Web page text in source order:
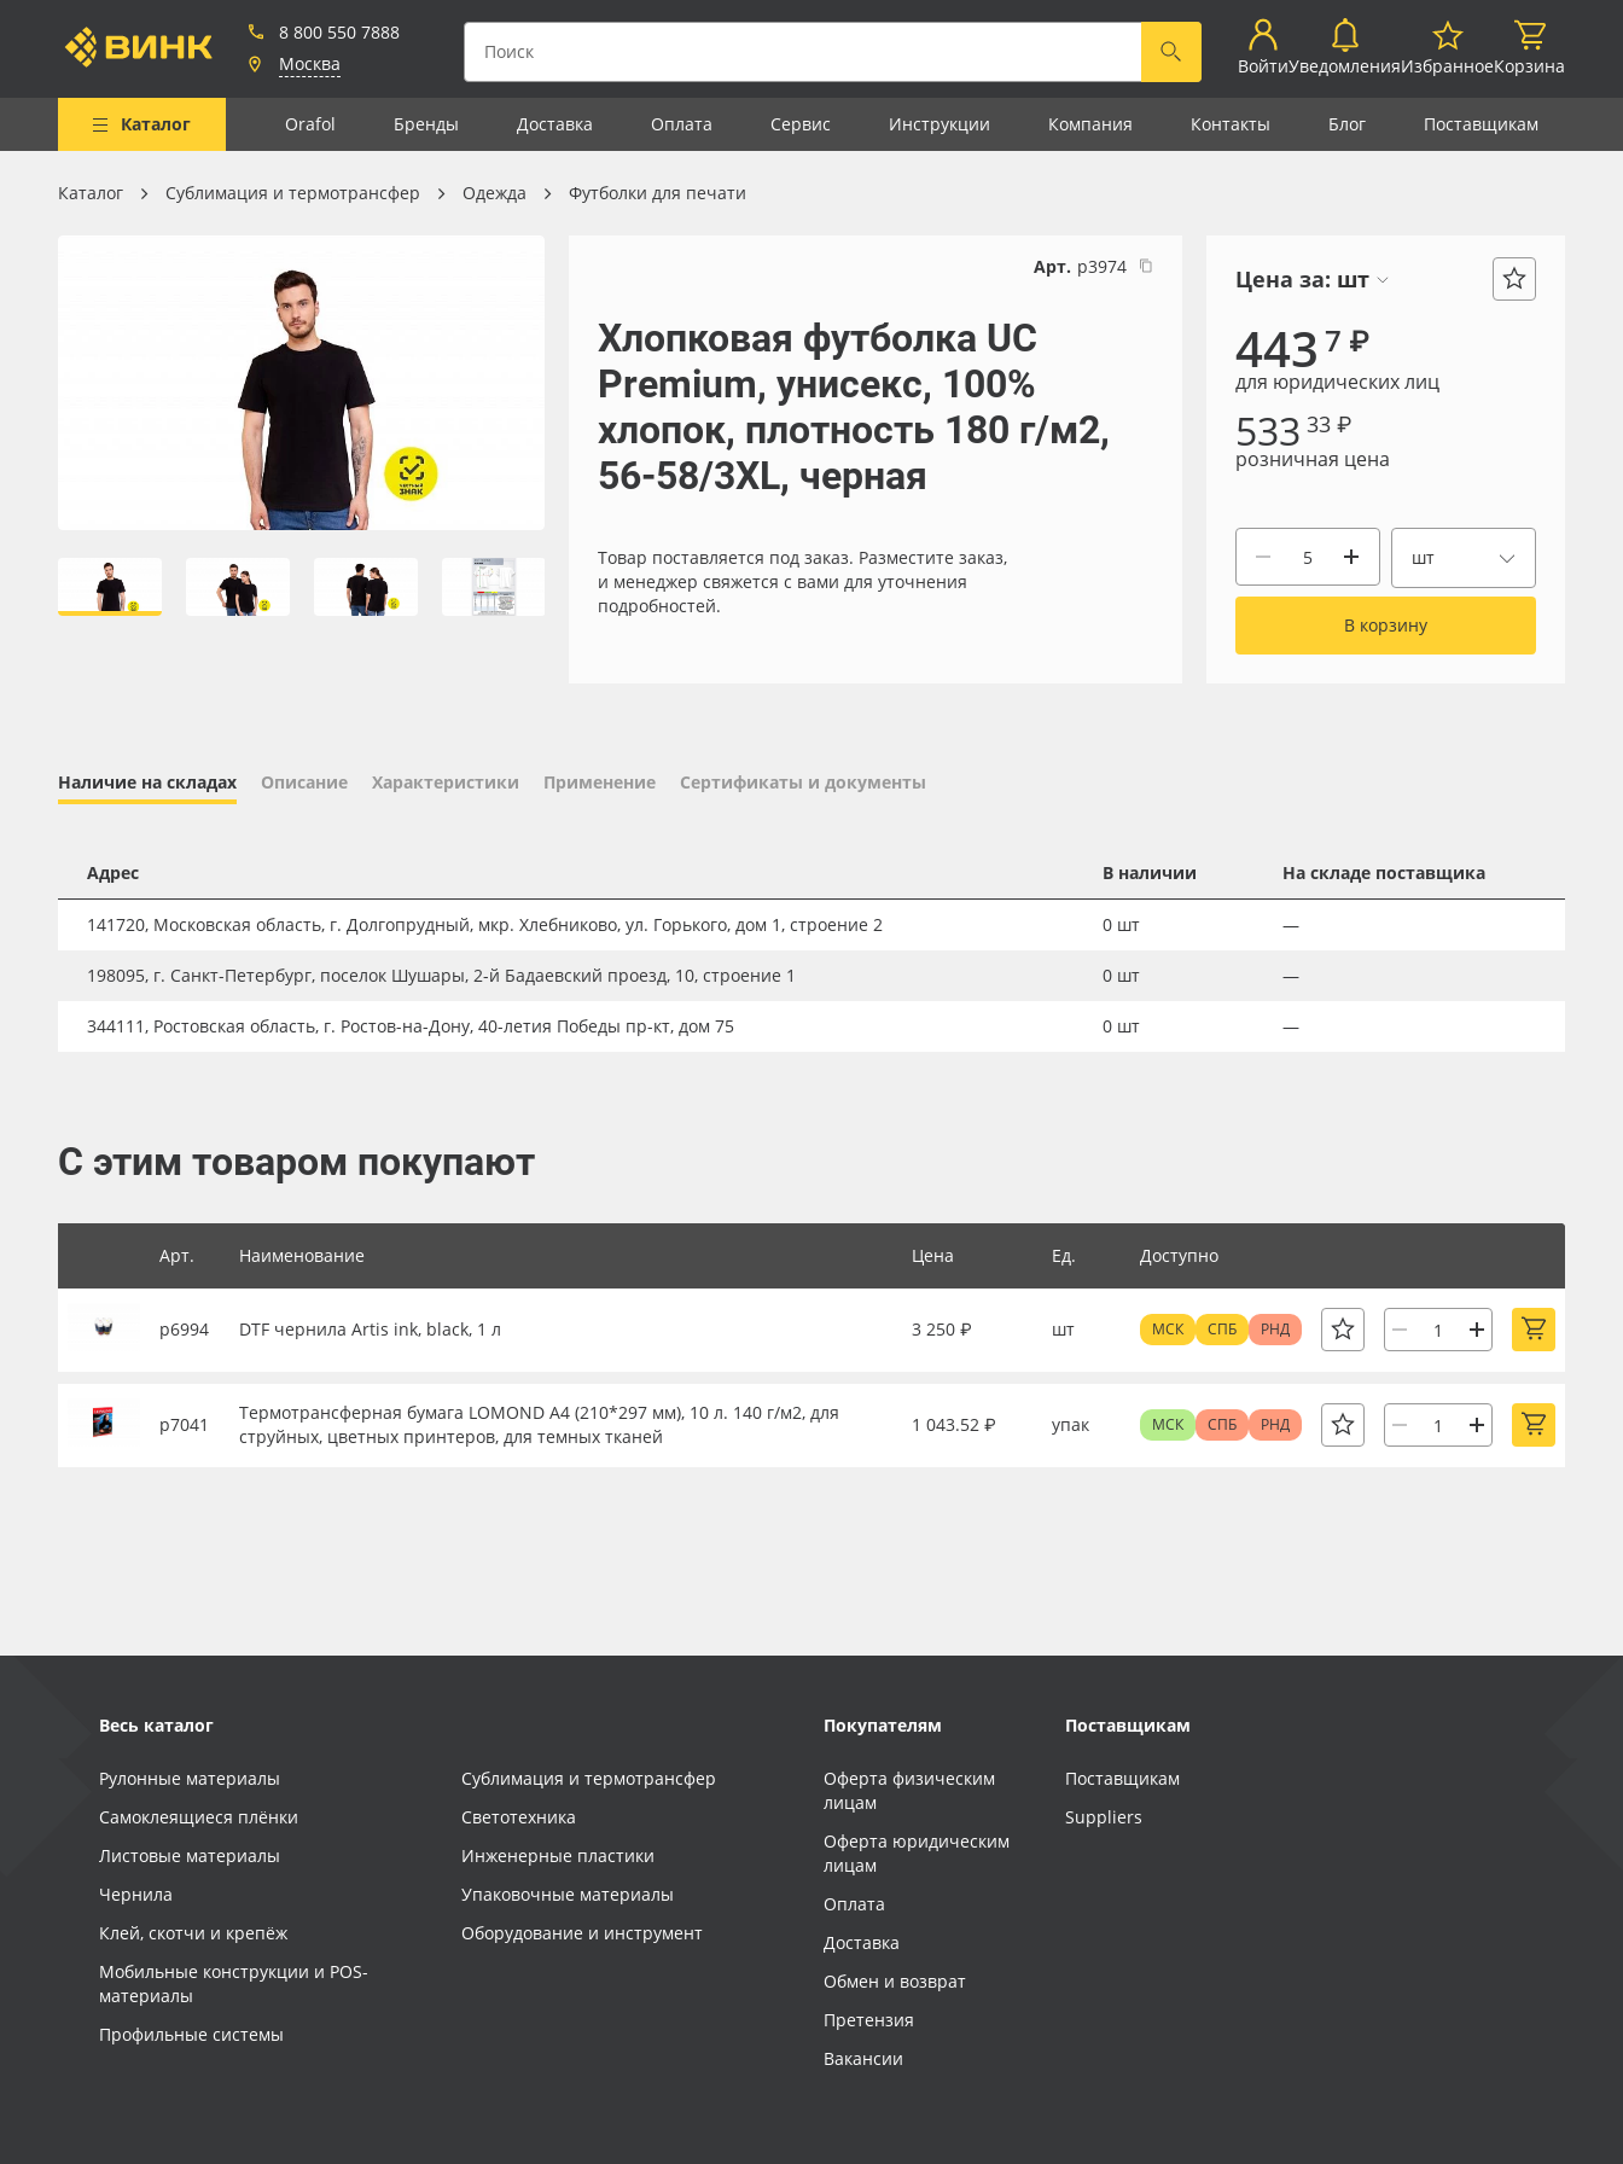
8 800 550 7888
Москва
ВойтиУведомленияИзбранноеКорзина
Каталог Orafol Бренды Доставка Оплата Сервис Инструкции Компания Контакты Блог Поставщикам
Весь каталог
Самоклеящиеся плёнки
Листовые материалы
Клей, скотчи и крепёж
Мобильные конструкции и
Сублимация и термотрансфер
Новинки ассортимента
Плёнка монтажная Oratape
ПЭТ листовой
ПЭТ бэклит
Заготовки для сувениров
Каталог Сублимация и термотрансфер Одежда Футболки для печати
Арт. р3974
Хлопковая футболка UC
Premium, унисекс, 100%
хлопок, плотность 180 г/м2,
56-58/3XL, черная
Товар поставляется под заказ. Разместите заказ,
и менеджер свяжется с вами для уточнения
подробностей.
Цена за: шт
443 7 ₽
для юридических лиц
533 33 ₽
розничная цена
шт
В корзину
Наличие на складах Описание Характеристики Применение Сертификаты и документы
Адрес В наличии На складе поставщика
141720, Московская область, г. Долгопрудный, мкр. Хлебниково, ул. Горького, дом 1, строение 2 0 шт —
198095, г. Санкт-Петербург, поселок Шушары, 2-й Бадаевский проезд, 10, строение 1 0 шт —
344111, Ростовская область, г. Ростов-на-Дону, 40-летия Победы пр-кт, дом 75 0 шт —
С этим товаром покупают
Арт. Наименование Цена Ед. Доступно
р6994 DTF чернила Artis ink, black, 1 л 3 250 ₽ шт МСК СПБ РНД
р7041
Термотрансферная бумага LOMOND А4 (210*297 мм), 10 л. 140 г/м2, для
струйных, цветных принтеров, для темных тканей
1 043.52 ₽ упак МСК СПБ РНД
Весь каталог
Рулонные материалы
Самоклеящиеся плёнки
Листовые материалы
Чернила
Клей, скотчи и крепёж
Мобильные конструкции и POS-
материалы
Профильные системы
Сублимация и термотрансфер
Светотехника
Инженерные пластики
Упаковочные материалы
Оборудование и инструмент
Покупателям
Оферта физическим
лицам
Оферта юридическим
лицам
Оплата
Доставка
Обмен и возврат
Претензия
Вакансии
Поставщикам
Поставщикам
Suppliers